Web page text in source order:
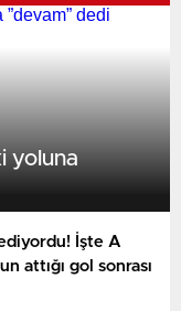
yoluna
İşte A
attığı gol sonrası